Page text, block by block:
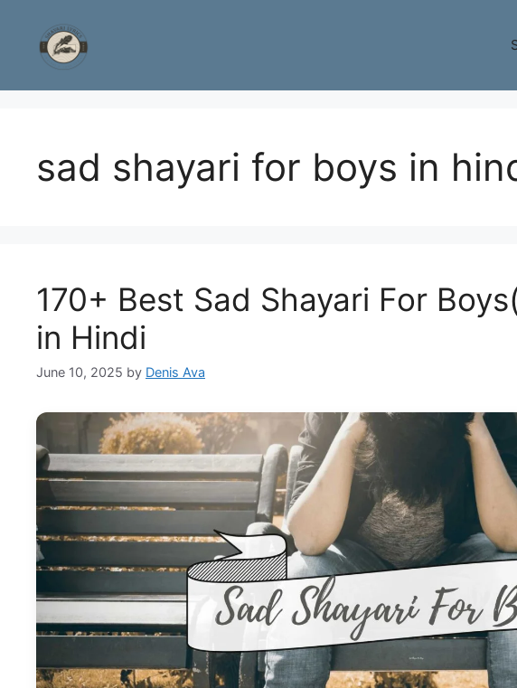
content
sad shayari for boys in
170+ Best Sad Shayari For
in Hindi
June 10, 2025 by Denis Ava